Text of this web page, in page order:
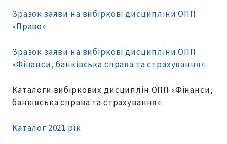
Зразок заяви на вибіркові дисципліни ОПП
«Право»
Зразок заяви на вибіркові дисципліни ОПП
«Фінанси, банківська справа та страхування»
Каталоги вибіркових дисциплін ОПП «Фінанси,
банківська справа та страхування»:
Каталог 2021 рік